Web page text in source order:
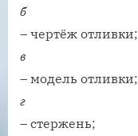
б
– чертёж отливки;
в
– модель отливки;
г
– стержень;